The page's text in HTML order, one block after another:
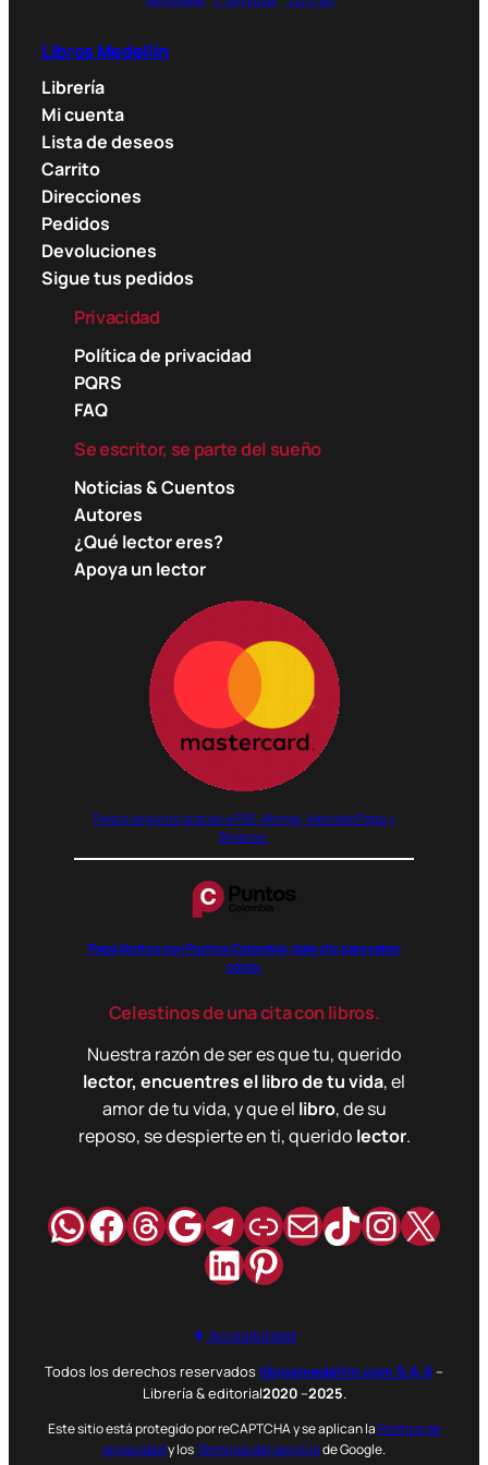
Libros Medellín
Librería
Mi cuenta
Lista de deseos
Carrito
Direcciones
Pedidos
Devoluciones
Sigue tus pedidos
Privacidad
Política de privacidad
PQRS
FAQ
Se escritor, se parte del sueño
Noticias & Cuentos
Autores
¿Qué lector eres?
Apoya un lector
Pagos seguros gracias a PSE, Wompi, MercadoPago y
Binance.
Paga libritos con Puntos Colombia, dale clic para saber
cómo.
Celestinos de una cita con libros.
Nuestra razón de ser es que tu, querido
lector, encuentres el libro de tu vida, el
amor de tu vida, y que el libro, de su
reposo, se despierte en ti, querido lector.
WhatsApp
Facebook
Hilos
Google
Telegram
Enlace
Correo
TikTok
X
LinkedIn
Pinterest
Accesibilidad
Todos los derechos reservados librosmedellin.com S.A.S–
Librería & editorial2020–2025.
Este sitio está protegido por reCAPTCHA y se aplican laPolítica de
privacidady losTérminos del serviciode Google.